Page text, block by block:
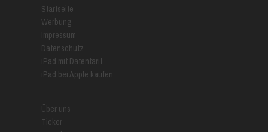
Startseite
Werbung
Impressum
Datenschutz
iPad mit Datentarif
iPad bei Apple kaufen
Über uns
Ticker